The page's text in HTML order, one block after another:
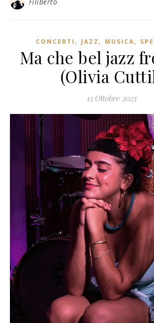
CONCERTI , JAZZ , MUSICA,
Ma che bel jazz
(Olivia
15 Ottobre 2025